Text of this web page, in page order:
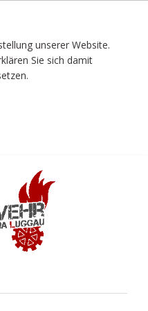
unserer Website.
Sie sich damit